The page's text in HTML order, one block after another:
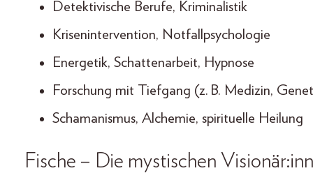
Detektivische Berufe, Kriminalistik
Krisenintervention, Notfallpsychologie
Energetik, Schattenarbeit, Hypnose
Forschung mit Tiefgang (z. B. Medizin,
Schamanismus, Alchemie, spirituelle Heilung
Fische – Die mystischen Visionär:in